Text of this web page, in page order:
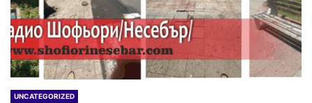
UNCATEGORIZED